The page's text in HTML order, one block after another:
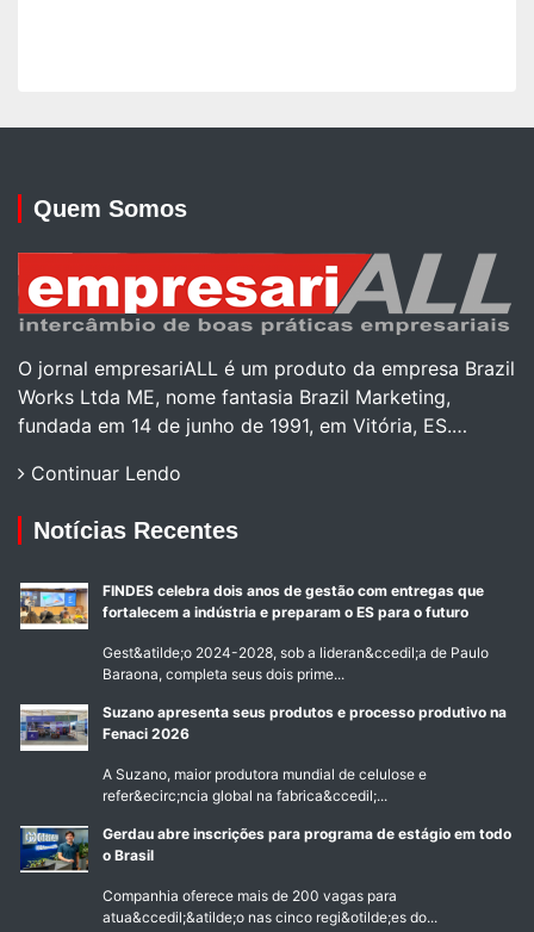
Quem Somos
O jornal empresariALL é um produto da empresa Brazil
Works Ltda ME, nome fantasia Brazil Marketing,
fundada em 14 de junho de 1991, em Vitória, ES.…
Continuar Lendo
Notícias Recentes
FINDES celebra dois anos de gestão com entregas que
fortalecem a indústria e preparam o ES para o futuro
Gest&atilde;o 2024-2028, sob a lideran&ccedil;a de Paulo
Baraona, completa seus dois prime...
Suzano apresenta seus produtos e processo produtivo na
Fenaci 2026
A Suzano, maior produtora mundial de celulose e
refer&ecirc;ncia global na fabrica&ccedil;...
Gerdau abre inscrições para programa de estágio em todo
o Brasil
Companhia oferece mais de 200 vagas para
atua&ccedil;&atilde;o nas cinco regi&otilde;es do...